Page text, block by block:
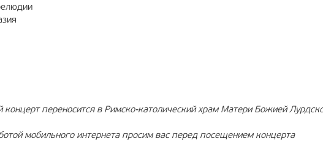
концерт переносится в Римско-католический храм Матери Божией
мобильного интернета просим вас перед посещением концерта